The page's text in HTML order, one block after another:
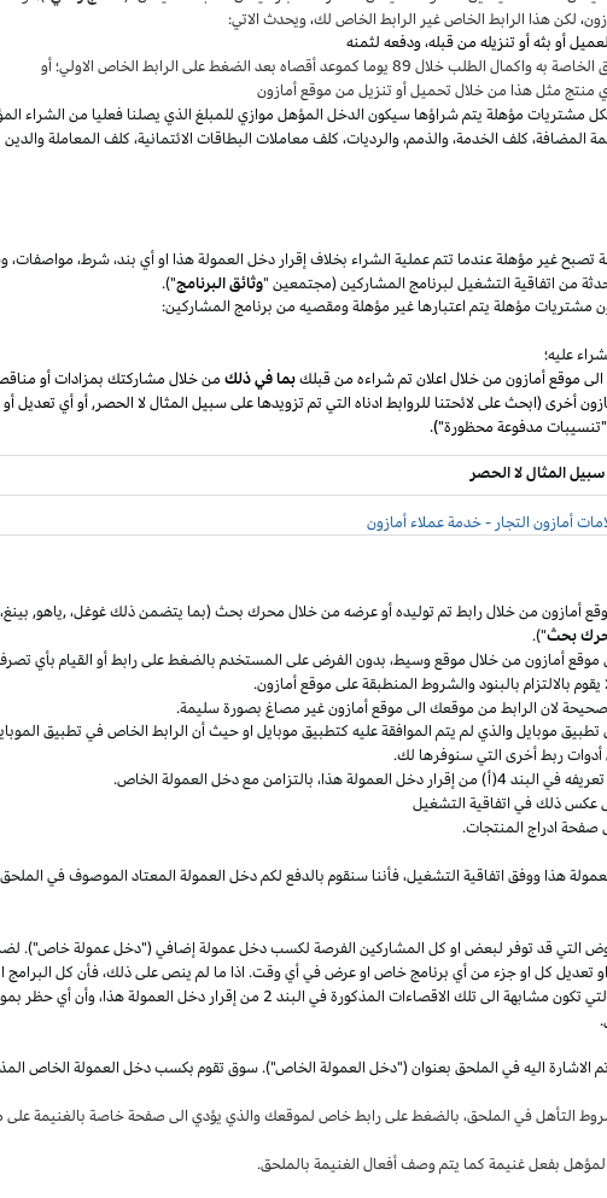
، لكن هذا الرابط الخاص غير الرابط الخاص لك،ويحدث الاتي:
أقصاه بعد الضغط على الرابط الخاص الاولي؛ أو
منتج مثل هذا من خلال تحميل أو تنزيل من موقع أمازون
مشتريات مؤهلة يتمشراؤهاسيكون الدخل المؤهل موازي للمبلغ الذي يصلنا فعليا من الشراء
المضافة، كلف الخدمة،والذمم،والرديات، كلف معاملات البطاقات الائتمانية،كلف المعاملة
تصبح غير مؤهلة عندما تتم عملية الشراء بخلاف إقرار دخل العمولة هذا او أي بند،شرط، مواصفات،
من اتفاقية التشغيل لبرنامج المشاركين (مجتمعين "وثائق البرنامج").
مشتريات مؤهلة يتم اعتبارها غير مؤهلة ومقصيه من برنامج المشاركين:
عليه؛
موقع أمازون من خلال اعلان تم شراءه من قبلكبما في ذلك من خلال مشاركتك بمزادات أو
أخرى (ابحث على لائحتنا للروابط ادناه التي تم تزويدها على سبيل المثال لا الحصر, أو أي تعديل
المثال لا الحصر
أمازون التجار - خدمة عملاء أمازون
أمازون من خلال رابط تم توليده أو عرضه من خلال محرك بحث (بما يتضمن ذلكغوغل،,ياهو, بينغ،
بحث").
موقع أمازون من خلال موقعوسيط، بدون الفرض على المستخدم بالضغط على رابط أو القيام بأي
يقوم بالالتزام بالبنودوالشروط المنطبقةعلى موقع أمازون.
صحيحة لان الرابط من موقعك الى موقع أمازون غير مصاغ بصورة سليمة.
تطبيق موبايلوالذي لم يتم الموافقة عليه كتطبيق موبايل او حيثأن الرابط الخاص في تطبيق
أدوات ربط أخرى التي سنوفرها لك.
إقرار دخل العمولة
هذا، بالتزامن مع دخل العمولة الخاص.
عكس ذلك في اتفاقية التشغيل
صفحة ادراج المنتجات.
هذا ووفق اتفاقية التشغيل،فأننا سنقوم بالدفع لكم دخل العمولة المعتاد الموصوف في
التي قد توفر لبعض او كل المشاركين الفرصة لكسب دخل عمولة إضافي ("دخل عمولة خاص").
او تعديل كل او جزء من أي برنامج خاص او عرض في أي وقت. اذا ما لم ينص علىذلك،فأن كل
تكون مشابهة الى تلك الاقصاءات المذكورة في البند 2 من إقرار دخل العمولةهذا،وأن أي حظر
اليه في الملحق بعنوان ("دخل العمولة الخاص"). سوق تقوم بكسب دخل العمولة الخاص
التأهل في الملحق، بالضغط على رابط خاص لموقعك والذي يؤدي الى صفحة خاصة بالغنيمة على
المؤهل بفعل غنيمة كما يتم وصف أفعال الغنيمة بالملحق.